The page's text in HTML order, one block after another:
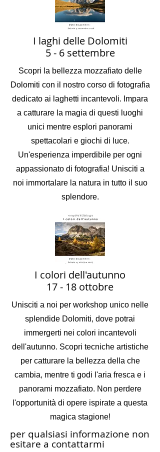
I laghi delle Dolomiti
5 - 6 settembre
Scopri la bellezza mozzafiato delle
Dolomiti con il nostro corso di fotografia
dedicato ai laghetti incantevoli. Impara
a catturare la magia di questi luoghi
unici mentre esplori panorami
spettacolari e giochi di luce.
Un'esperienza imperdibile per ogni
appassionato di fotografia! Unisciti a
noi immortalare la natura in tutto il suo
splendore.
I colori dell'autunno
17 - 18 ottobre
Unisciti a noi per workshop unico nelle
splendide Dolomiti, dove potrai
immergerti nei colori incantevoli
dell'autunno. Scopri tecniche artistiche
per catturare la bellezza della che
cambia, mentre ti godi l'aria fresca e i
panorami mozzafiato. Non perdere
l'opportunità di opere ispirate a questa
magica stagione!
per qualsiasi informazione non
esitare a contattarmi